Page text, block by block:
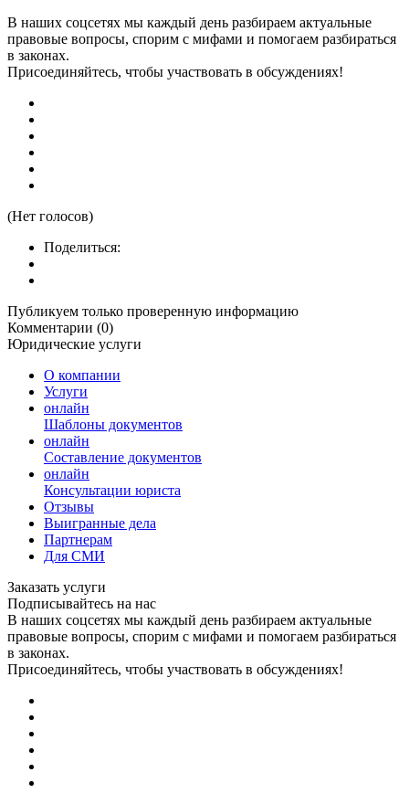
В наших соцсетях мы каждый день разбираем актуальные
правовые вопросы, спорим с мифами и помогаем разбираться
в законах.
Присоединяйтесь, чтобы участвовать в обсуждениях!
(Нет голосов)
Поделиться:
Публикуем только проверенную информацию
Комментарии (0)
Юридические услуги
О компании
Услуги
онлайн
Шаблоны документов
онлайн
Составление документов
онлайн
Консультации юриста
Отзывы
Выигранные дела
Партнерам
Для СМИ
Заказать услуги
Подписывайтесь на нас
В наших соцсетях мы каждый день разбираем актуальные
правовые вопросы, спорим с мифами и помогаем разбираться
в законах.
Присоединяйтесь, чтобы участвовать в обсуждениях!